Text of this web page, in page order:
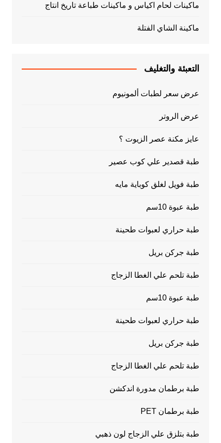
ماكينات لحام اكياس و ماكينات طباعة تاريخ انتاج
ماكينة الشاي الفتلة
التعبئة والتغليف
عرض سعر لطبات ألمونيوم
عرض الروتر
عايز مكنة عصر الزيوت ؟
طبة قصدير علي كوب عصير
طبة فويل لغلق كوباية مايه
طبة عبوة 10سم
طبة حراري لعبوات طحينة
طبة جركن بريل
طبة تلحم علي الغطا الزجاج
طبة عبوة 10سم
طبة حراري لعبوات طحينة
طبة جركن بريل
طبة تلحم علي الغطا الزجاج
طبة برطمان مدورة اندكشن
طبة برطمان PET
طبة بتلزق علي الزجاج لون ذهبي